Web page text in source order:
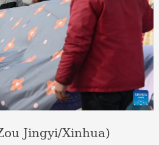
Jingyi/Xinhua)